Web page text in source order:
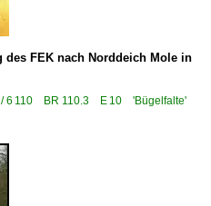
des FEK nach Norddeich Mole in
/ 6 110 BR 110.3 E 10 'Bügelfalte'